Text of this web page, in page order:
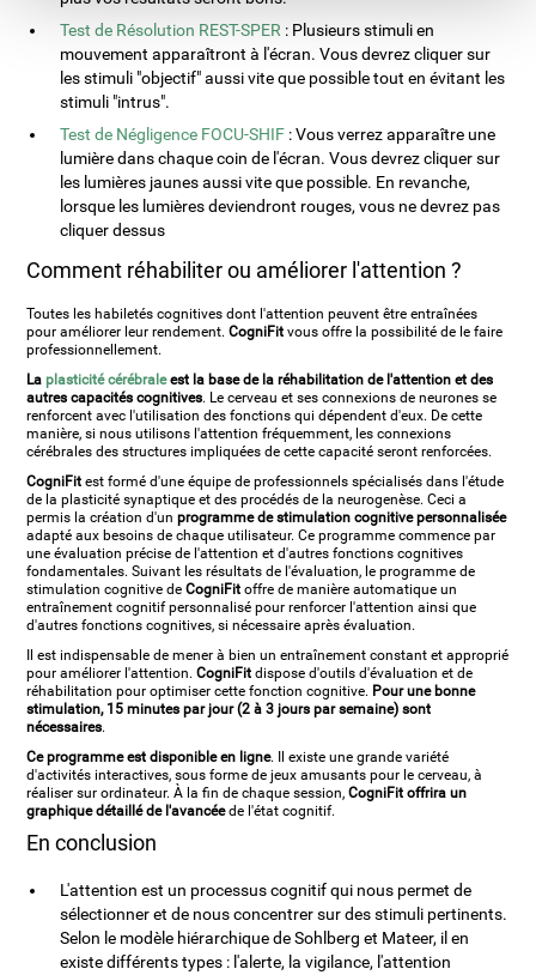
Test de Résolution REST-SPER : Plusieurs stimuli en
mouvement apparaîtront à l'écran. Vous devrez cliquer sur
les stimuli "objectif" aussi vite que possible tout en évitant les
stimuli "intrus".
Test de Négligence FOCU-SHIF : Vous verrez apparaître une
lumière dans chaque coin de l'écran. Vous devrez cliquer sur
les lumières jaunes aussi vite que possible. En revanche,
lorsque les lumières deviendront rouges, vous ne devrez pas
cliquer dessus
Comment réhabiliter ou améliorer l'attention ?
Toutes les habiletés cognitives dont l'attention peuvent être entraînées
pour améliorer leur rendement.CogniFit vous offre la possibilité de le faire
professionnellement.
La plasticité cérébrale est la base de la réhabilitation de l'attention et des
autres capacités cognitives. Le cerveau et ses connexions de neurones se
renforcent avec l'utilisation des fonctions qui dépendent d'eux. De cette
manière, si nous utilisons l'attention fréquemment, les connexions
cérébrales des structures impliquées de cette capacité seront renforcées.
CogniFit est formé d'une équipe de professionnels spécialisés dans l'étude
de la plasticité synaptique et des procédés de la neurogenèse. Ceci a
permis la création d'unprogramme de stimulation cognitive personnalisée
adapté aux besoins de chaque utilisateur. Ce programme commence par
une évaluation précise de l'attention et d'autres fonctions cognitives
fondamentales. Suivant les résultats de l'évaluation, le programme de
stimulation cognitive deCogniFit offre de manière automatique un
entraînement cognitif personnalisé pour renforcer l'attention ainsi que
d'autres fonctions cognitives, si nécessaire après évaluation.
Il est indispensable de mener à bien un entraînement constant et approprié
pour améliorer l'attention.CogniFit dispose d'outils d'évaluation et de
réhabilitation pour optimiser cette fonction cognitive. Pour une bonne
stimulation, 15 minutes par jour (2 à 3 jours par semaine) sont
nécessaires.
Ce programme est disponible en ligne. Il existe une grande variété
d'activités interactives, sous forme de jeux amusants pour le cerveau, à
réaliser sur ordinateur. À la fin de chaque session,CogniFit offrira un
graphique détaillé de l'avancéede l'état cognitif.
En conclusion
L'attention est un processus cognitif qui nous permet de
sélectionner et de nous concentrer sur des stimuli pertinents.
Selon le modèle hiérarchique de Sohlberg et Mateer, il en
existe différents types : l'alerte, la vigilance, l'attention